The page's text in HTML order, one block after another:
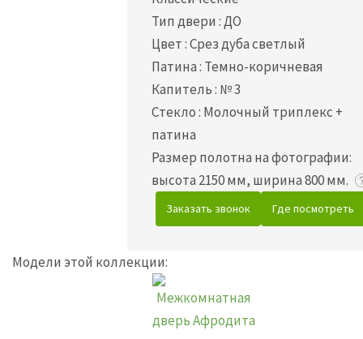
Тип двери :ДО
Цвет:Срез дуба светлый
Патина: Темно-коричневая
Капитель: № 3
Стекло: Молочный триплекс +
патина
Размер полотна на фотографии:
высота 2150 мм, ширина 800 мм.
Заказать звонок Где посмотреть
Модели этой коллекции: